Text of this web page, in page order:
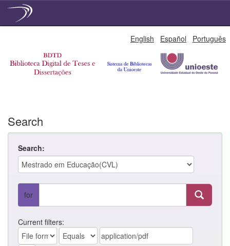
English Español Português
Search
Search:
for
Current filters: